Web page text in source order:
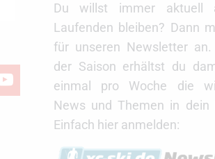
Du willst immer aktuell
Laufenden bleiben? Dann
für unseren Newsletter an.
der Saison erhältst du
einmal pro Woche die
News und Themen in dein
Einfach hier anmelden: